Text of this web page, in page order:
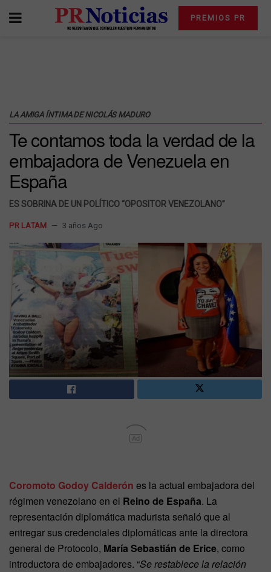
PREMIOS PR
LA AMIGA ÍNTIMA DE NICOLÁS MADURO
Te contamos toda la verdad de la
embajadora de Venezuela en
España
ES SOBRINA DE UN POLÍTICO “OPOSITOR VENEZOLANO”
PR LATAM 3 años Ago
Ad
Coromoto Godoy Calderón es la actual embajadora del
régimen venezolano en el Reino de España. La
representación diplomática madurista señaló que al
entregar sus credenciales diplomáticas ante la directora
general de Protocolo, María Sebastián de Erice, como
introductora de embajadores. “Se restablece la relación